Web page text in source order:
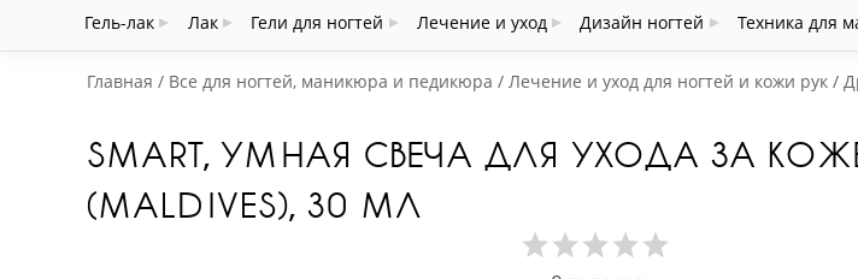
Гель-лак Лак Гели для ногтей Лечение и уход Дизайн ногтей Техника для
Главная Все для ногтей, маникюра и педикюра Лечение и уход для ногтей и кожи рук
SMART, УМНАЯ СВЕЧА ДЛЯ УХОДА ЗА
(MALDIVES), 30 МЛ